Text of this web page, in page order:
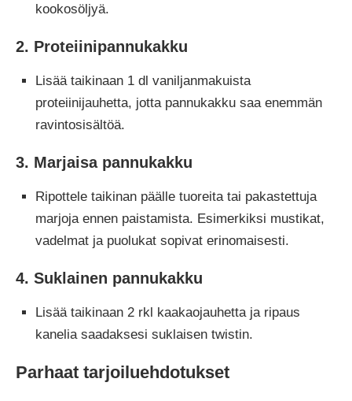
kookosöljyä.
2. Proteiinipannukakku
Lisää taikinaan 1 dl vaniljanmakuista
proteiinijauhetta, jotta pannukakku saa enemmän
ravintosisältöä.
3. Marjaisa pannukakku
Ripottele taikinan päälle tuoreita tai pakastettuja
marjoja ennen paistamista. Esimerkiksi mustikat,
vadelmat ja puolukat sopivat erinomaisesti.
4. Suklainen pannukakku
Lisää taikinaan 2 rkl kaakaojauhetta ja ripaus
kanelia saadaksesi suklaisen twistin.
Parhaat tarjoiluehdotukset